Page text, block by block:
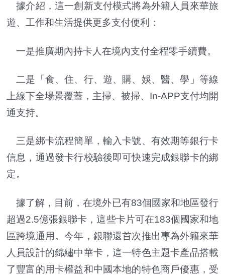
據介紹，這一創新支付模式將為外籍人員來華旅
遊、工作和生活提供更多支付便利：
一是推廣期內持卡人在境內支付全程零手續費。
二是「食、住、行、遊、購、娛、醫、學」等線
上線下全場景覆蓋，主掃、被掃、In-APP支付均開
通支持。
三是綁卡流程簡單，輸入卡號、有效期等銀行卡
信息，通過發卡行校驗後即可快速完成銀聯卡的綁
定。
據了解，目前，在境外已有83個國家和地區發行
超過2.5億張銀聯卡，這些卡片可在183個國家和地
區跨境通用。今年，銀聯還首次推出專為外籍來華
人員設計的錦繡中華卡，這一特色主題卡產品搭載
了豐富的用卡權益和中國本地的特色商戶優惠，受